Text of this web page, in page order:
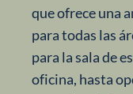
que ofrece una
para todas las
para la sala de
oficina, hasta